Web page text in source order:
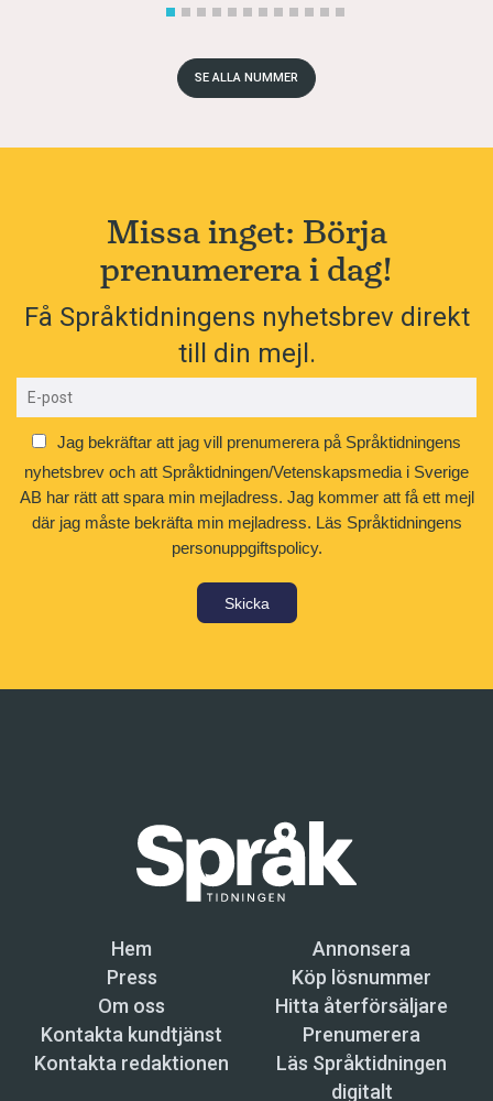
SE ALLA NUMMER
Missa inget: Börja
prenumerera i dag!
Få Språktidningens nyhetsbrev direkt
till din mejl.
Jag bekräftar att jag vill prenumerera på Språktidningens
nyhetsbrev och att Språktidningen/Vetenskapsmedia i Sverige
AB har rätt att spara min mejladress. Jag kommer att få ett mejl
där jag måste bekräfta min mejladress. Läs Språktidningens
personuppgiftspolicy.
Skicka
Hem
Annonsera
Press
Köp lösnummer
Om oss
Hitta återförsäljare
Kontakta kundtjänst
Prenumerera
Kontakta redaktionen
Läs Språktidningen
digitalt